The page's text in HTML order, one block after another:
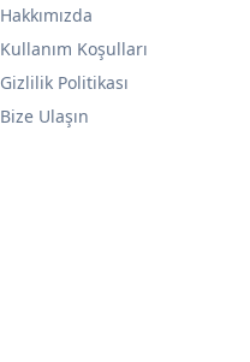
Hakkımızda
Kullanım Koşulları
Gizlilik Politikası
Bize Ulaşın